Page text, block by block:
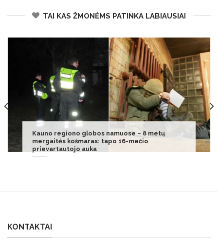
TAI KAS ŽMONĖMS PATINKA LABIAUSIAI
Neišmeskite senų paklodžių: 8 naudingi būdai,
kaip jas panaudoti namuose ir virtuvėje
KONTAKTAI